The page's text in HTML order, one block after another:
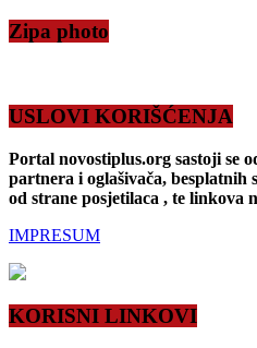
Zipa photo
USLOVI KORIŠĆENJA
Portal novostiplus.org sastoji se
partnera i oglašivača,
od strane posjetilaca , te linkova
IMPRESUM
KORISNI LINKOVI